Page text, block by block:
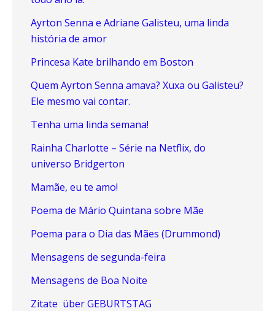
Ayrton Senna e Adriane Galisteu, uma linda
história de amor
Princesa Kate brilhando em Boston
Quem Ayrton Senna amava? Xuxa ou Galisteu?
Ele mesmo vai contar.
Tenha uma linda semana!
Rainha Charlotte – Série na Netflix, do
universo Bridgerton
Mamãe, eu te amo!
Poema de Mário Quintana sobre Mãe
Poema para o Dia das Mães (Drummond)
Mensagens de segunda-feira
Mensagens de Boa Noite
Zitate über GEBURTSTAG